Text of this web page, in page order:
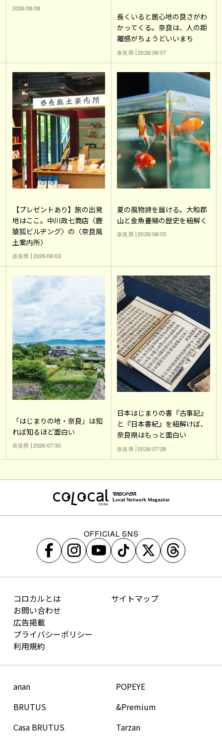
2026/08/08
長くいると居心地の良さがわ
かってくる。奈良は、人の距
離感がちょうどいいまち
奈良県 2026/08/07
【プレゼントあり】旅の出発
地はここ。中川政七商店〈鹿
猿狐ビルヂング〉の〈奈良風
土案内所〉
奈良県 2026/08/03
夏の風物詩を届ける。大和郡
山と金魚養殖の歴史を紐解く
奈良県 2026/08/03
「はじまりの地・奈良」は知
れば知るほど面白い
奈良県 2026/07/30
日本はじまりの書『古事記』
と『日本書紀』を紐解けば、
奈良県はもっと面白い
奈良県 2026/07/28
OFFICIAL SNS
コロカルとは
お問い合わせ
広告掲載
プライバシーポリシー
利用規約
サイトマップ
anan
BRUTUS
Casa BRUTUS
POPEYE
&Premium
Tarzan